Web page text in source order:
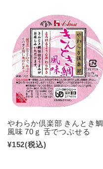
やわらか倶楽部 きんとき鯛
風味 70ｇ 舌でつぶせる
¥152(税込)